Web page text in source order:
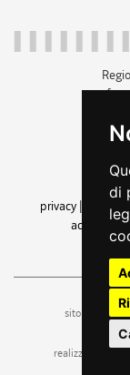
di
c.f.
privacy
cookie |
sito a cura
realizzazione